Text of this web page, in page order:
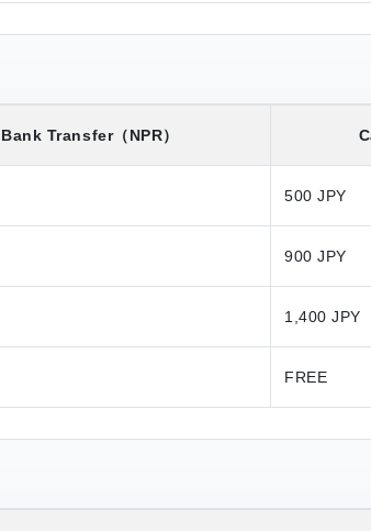
Bank Transfer（NPR）
500 JPY
900 JPY
1,400 JPY
FREE